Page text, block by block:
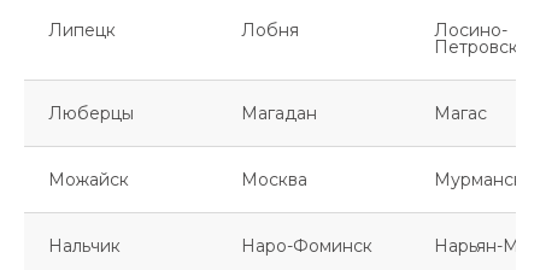
Липецк Лобня Лосино-
Петровский
Люберцы Магадан Магас
Можайск Москва Мурманск
Нальчик Наро-Фоминск Нарьян-Мар